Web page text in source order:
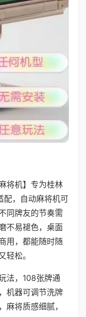
将机】专为桂林
配，自动麻将机可
同牌友的节奏需
不易褪色，桌面
用，都能随时随
轻松。
法，108张牌通
机器可调节洗牌
麻将质感细腻，